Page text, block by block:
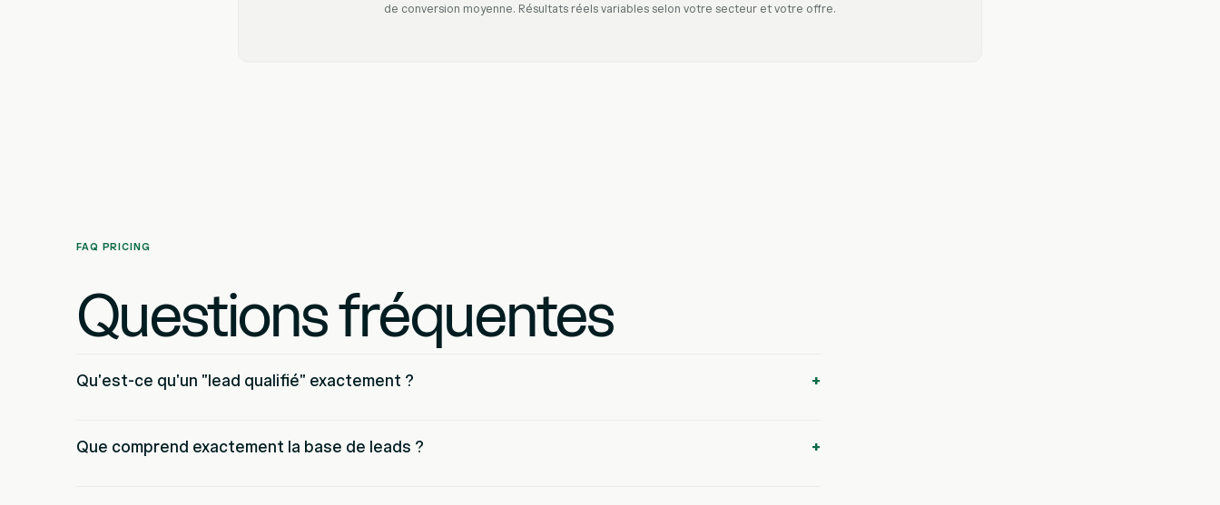
de conversion moyenne. Résultats réels variables selon votre secteur et votre offre.
FAQ PRICING
Questions fréquentes
Qu'est-ce qu'un "lead qualifié" exactement ?
Que comprend exactement la base de leads ?